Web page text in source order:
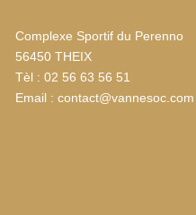
Complexe Sportif du Perenno
56450 THEIX
Tèl : 02 56 63 56 51
Email : contact@vannesoc.com